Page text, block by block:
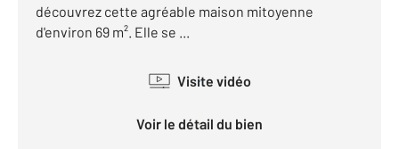
découvrez cette agréable maison mitoyenne
d'environ 69 m². Elle se ...
Visite vidéo
Voir le détail du bien